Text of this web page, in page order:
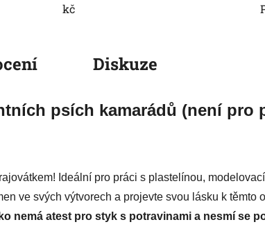
kč
Diskuze
psích kamarádů (není pro
Ideální pro práci s plastelínou,
ve svých výtvorech a projevte svou lásku k těmto
nemá atest pro styk s potravinami a nesmí se